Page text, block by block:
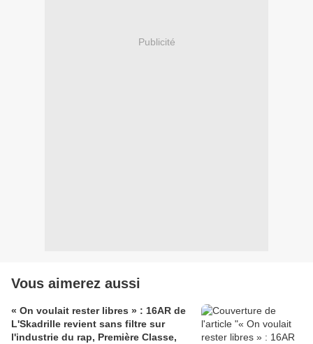
Publicité
Vous aimerez aussi
« On voulait rester libres » : 16AR de
L'Skadrille revient sans filtre sur
l'industrie du rap, Première Classe,